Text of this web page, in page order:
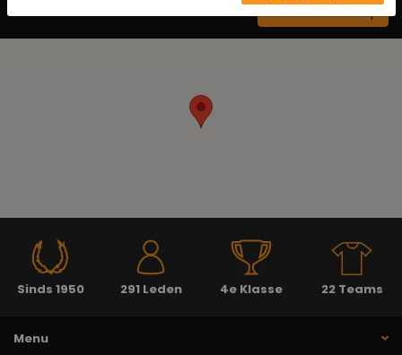
Neem contact op
Sinds 1950 291 Leden 4e Klasse 22 Teams
Menu